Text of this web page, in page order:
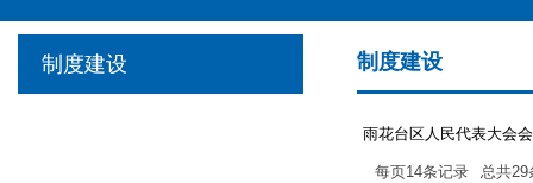
制度建设 制度建设
雨花台区人民代表大会
每页14条记录 总共29